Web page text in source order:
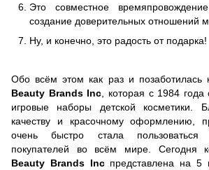
Это совместное
создание доверительных отношений
Ну, и конечно, это радость от подарка!
Обо всём этом как раз и позаботилась
Beauty Brands Inc, которая с 1984 года
игровые наборы детской косметики.
качеству и красочному оформлению,
очень быстро стала пользоваться
покупателей во всём мире. Сегодня
Beauty Brands Inc представлена на 5